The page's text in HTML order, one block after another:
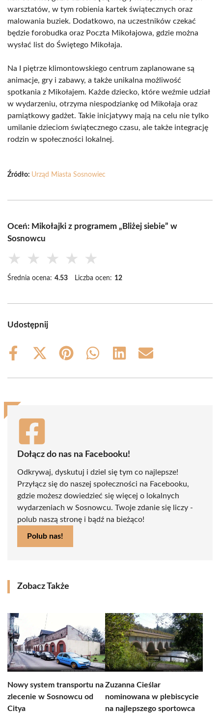
warsztatów, w tym robienia kartek świątecznych oraz
malowania buziek. Dodatkowo, na uczestników czekać
będzie forobudka oraz Poczta Mikołajowa, gdzie można
wysłać list do Świętego Mikołaja.
Na I piętrze klimontowskiego centrum zaplanowane są
animacje, gry i zabawy, a także unikalna możliwość
spotkania z Mikołajem. Każde dziecko, które weźmie udział
w wydarzeniu, otrzyma niespodziankę od Mikołaja oraz
pamiątkowy gadżet. Takie inicjatywy mają na celu nie tylko
umilanie dzieciom świątecznego czasu, ale także integrację
rodzin w społeczności lokalnej.
Źródło: Urząd Miasta Sosnowiec
Oceń: Mikołajki z programem „Bliżej siebie” w
Sosnowcu
★ ★ ★ ★ ★
Średnia ocena: 4.53 Liczba ocen: 12
Udostępnij
Share
Share
(Twitter)
Share
Share
Share
Share
Dołącz do nas na Facebooku!
Odkrywaj, dyskutuj i dziel się tym co najlepsze!
Przyłącz się do naszej społeczności na Facebooku,
gdzie możesz dowiedzieć się więcej o lokalnych
wydarzeniach w Sosnowcu. Twoje zdanie się liczy -
polub naszą stronę i bądź na bieżąco!
Polub nas!
Zobacz Także
Nowy system transportu na
zlecenie w Sosnowcu od
Citya
Zuzanna Cieślar
nominowana w plebiscycie
na najlepszego sportowca